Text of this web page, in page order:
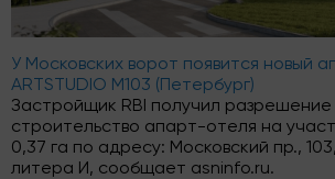
У Московских ворот появится новый
ARTSTUDIO M103 (Петербург)
Застройщик RBI получил разрешение
строительство апарт-отеля на
0,37 га по адресу: Московский пр.,
литера И, сообщает asninfo.ru.